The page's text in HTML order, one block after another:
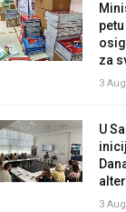
za
3
U
3